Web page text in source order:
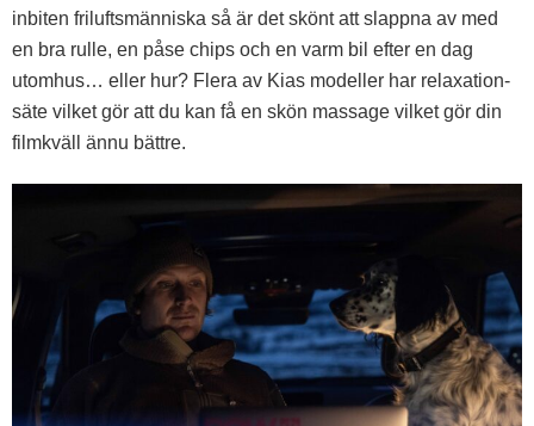
inbiten friluftsmänniska så är det skönt att slappna av med
en bra rulle, en påse chips och en varm bil efter en dag
utomhus… eller hur? Flera av Kias modeller har relaxation-
säte vilket gör att du kan få en skön massage vilket gör din
filmkväll ännu bättre.